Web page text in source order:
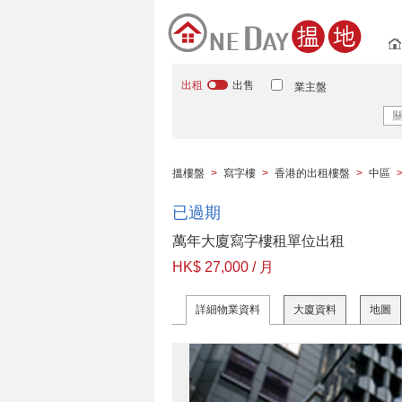
出租 出售 業主盤
搵樓盤 > 寫字樓 > 香港的出租樓盤 > 中區 >
已過期
萬年大廈寫字樓租單位出租
HK$ 27,000 / 月
詳細物業資料 大廈資料 地圖